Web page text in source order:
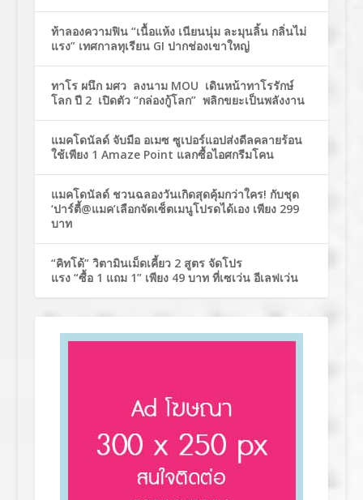
ท้าลองความฟิน “เนื้อแห้ง เนียนนุ่ม ละมุนลิ้น กลิ่นไม่
แรง” เทศกาลทุเรียน GI ปากช่องเขาใหญ่
ทาโร ผนึก มศว ลงนาม MOU เดินหน้าทาโรรักษ์
โลก ปี 2 เปิดตัว “กล่องกู้โลก” พลิกขยะเป็นพลังงาน
แมคโดนัลด์ จับมือ อเมซ ซูเปอร์แอปส่งดีลคลายร้อน
ใช้เพียง 1 Amaze Point แลกซื้อไอศกรีมโคน
แมคโดนัลด์ ชวนฉลองวันเกิดสุดคุ้มกว่าใคร! กับชุด
‘ปาร์ตี้@แมค’เลือกจัดเซ็ตเมนูโปรดได้เอง เพียง 299
บาท
“คิทโด้” วิตามินเม็ดเคี้ยว 2 สูตร จัดโปร
แรง “ซื้อ 1 แถม 1” เพียง 49 บาท ที่เซเว่น อีเลฟเว่น